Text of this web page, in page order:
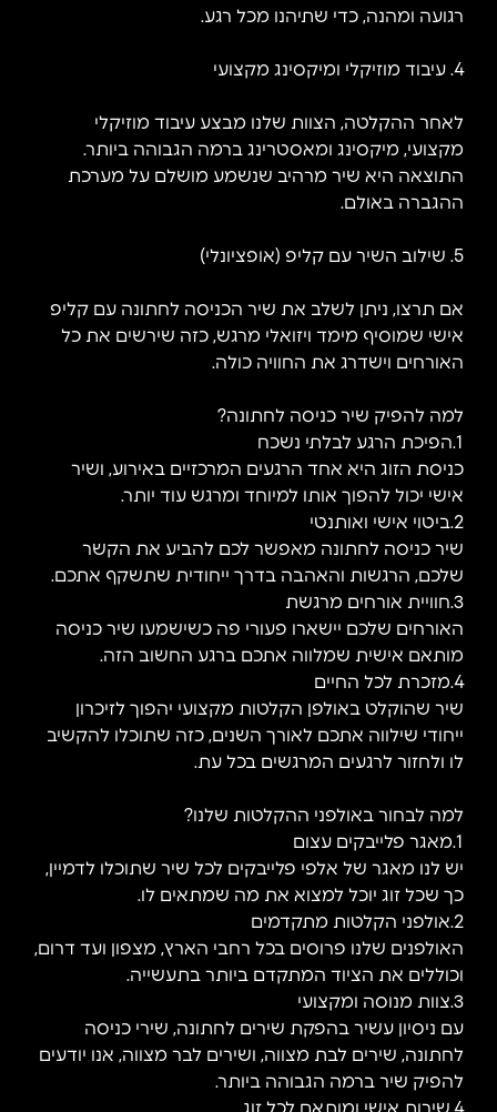
רגועה ומהנה, כדי שתיהנו מכל רגע.
4. עיבוד מוזיקלי ומיקסינג מקצועי
לאחר ההקלטה, הצוות שלנו מבצע עיבוד מוזיקלי
מקצועי, מיקסינג ומאסטרינג ברמה הגבוהה ביותר.
התוצאה היא שיר מרהיב שנשמע מושלם על מערכת
ההגברה באולם.
5. שילוב השיר עם קליפ (אופציונלי)
אם תרצו, ניתן לשלב את שיר הכניסה לחתונה עם קליפ
אישי שמוסיף מימד ויזואלי מרגש, כזה שירשים את כל
האורחים וישדרג את החוויה כולה.
למה להפיק שיר כניסה לחתונה?
1.הפיכת הרגע לבלתי נשכח
כניסת הזוג היא אחד הרגעים המרכזיים באירוע, ושיר
אישי יכול להפוך אותו למיוחד ומרגש עוד יותר.
2.ביטוי אישי ואותנטי
שיר כניסה לחתונה מאפשר לכם להביע את הקשר
שלכם, הרגשות והאהבה בדרך ייחודית שתשקף אתכם.
3.חוויית אורחים מרגשת
האורחים שלכם יישארו פעורי פה כשישמעו שיר כניסה
מותאם אישית שמלווה אתכם ברגע החשוב הזה.
4.מזכרת לכל החיים
שיר שהוקלט באולפן הקלטות מקצועי יהפוך לזיכרון
ייחודי שילווה אתכם לאורך השנים, כזה שתוכלו להקשיב
לו ולחזור לרגעים המרגשים בכל עת.
למה לבחור באולפני ההקלטות שלנו?
1.מאגר פלייבקים עצום
יש לנו מאגר של אלפי פלייבקים לכל שיר שתוכלו לדמיין,
כך שכל זוג יוכל למצוא את מה שמתאים לו.
2.אולפני הקלטות מתקדמים
האולפנים שלנו פרוסים בכל רחבי הארץ, מצפון ועד דרום,
וכוללים את הציוד המתקדם ביותר בתעשייה.
3.צוות מנוסה ומקצועי
עם ניסיון עשיר בהפקת שירים לחתונה, שירי כניסה
לחתונה, שירים לבת מצווה, ושירים לבר מצווה, אנו יודעים
להפיק שיר ברמה הגבוהה ביותר.